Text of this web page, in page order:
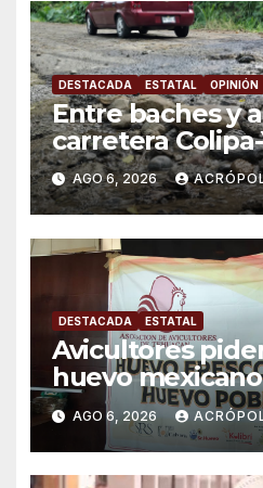
DESTACADA ESTATAL OPINIÓN
Entre baches y
carretera
convierte en un
AGO 6, 2026
DESTACADA ESTATAL
Avicultores
huevo
importaciones
AGO 6, 2026